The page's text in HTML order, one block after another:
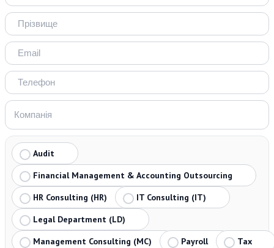
Audit
Financial Management & Accounting Outsourcing
HR Consulting (HR)
IT Consulting (IT)
Legal Department (LD)
Management Consulting (MC)
Payroll
Tax